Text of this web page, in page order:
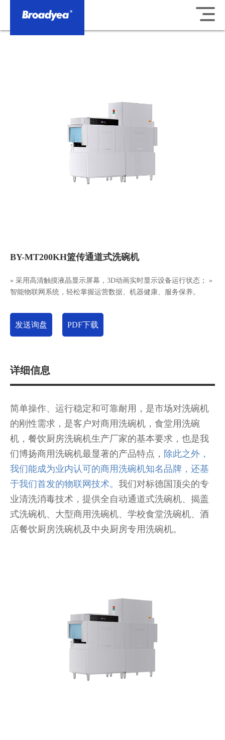
BY-MT200KH篮传通道式洗碗机
» 采用高清触摸液晶显示屏幕，3D动画实时显示设备运行状态； »
智能物联网系统，轻松掌握运营数据、机器健康、服务保养。
发送询盘 PDF下载
详细信息
简单操作、运行稳定和可靠耐用，是市场对洗碗机
的刚性需求，是客户对商用洗碗机，食堂用洗碗
机，餐饮厨房洗碗机生产厂家的基本要求，也是我
们博扬商用洗碗机最显著的产品特点， 除此之外，
我们能成为业内认可的商用洗碗机知名品牌，还基
于我们首发的物联网技术。 我们对标德国顶尖的专
业清洗消毒技术，提供全自动通道式洗碗机、揭盖
式洗碗机、大型商用洗碗机、学校食堂洗碗机、酒
店餐饮厨房洗碗机及中央厨房专用洗碗机。